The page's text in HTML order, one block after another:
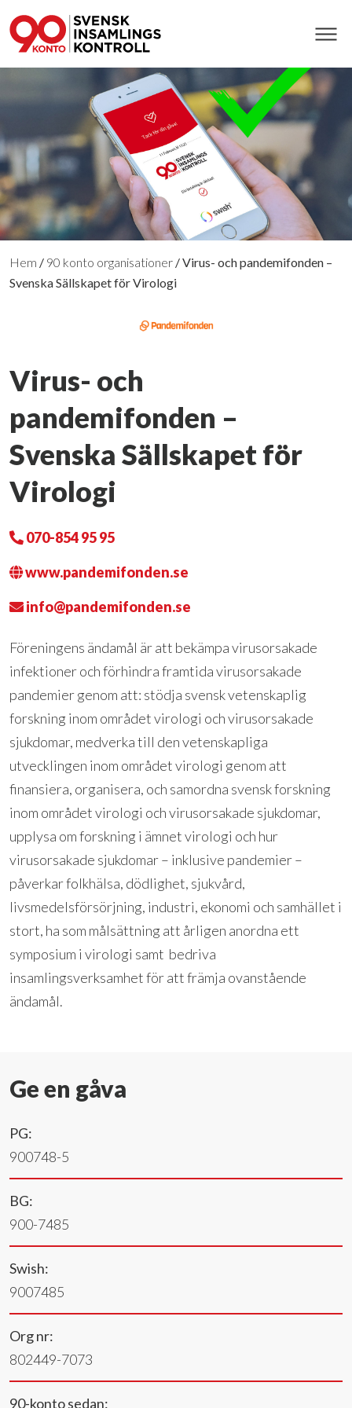
Hem / 90 konto organisationer /Virus- och pandemifonden –
Svenska Sällskapet för Virologi
Virus- och
pandemifonden –
Svenska Sällskapet för
Virologi
070-854 95 95
www.pandemifonden.se
info@pandemifonden.se
Föreningens ändamål är att bekämpa virusorsakade
infektioner och förhindra framtida virusorsakade
pandemier genom att: stödja svensk vetenskaplig
forskning inom området virologi och virusorsakade
sjukdomar, medverka till den vetenskapliga
utvecklingen inom området virologi genom att
finansiera, organisera, och samordna svensk forskning
inom området virologi och virusorsakade sjukdomar,
upplysa om forskning i ämnet virologi och hur
virusorsakade sjukdomar – inklusive pandemier –
påverkar folkhälsa, dödlighet, sjukvård,
livsmedelsförsörjning, industri, ekonomi och samhället i
stort, ha som målsättning att årligen anordna ett
symposium i virologi samt bedriva
insamlingsverksamhet för att främja ovanstående
ändamål.
Ge en gåva
PG:
900748-5
BG:
900-7485
Swish:
9007485
Org nr:
802449-7073
90-konto sedan: